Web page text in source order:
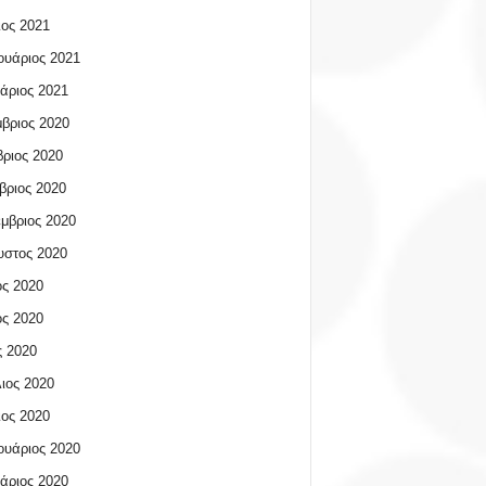
2021
2021
2021
2020
2020
2020
2020
2020
2020
2020
2020
2020
2020
2020
2020